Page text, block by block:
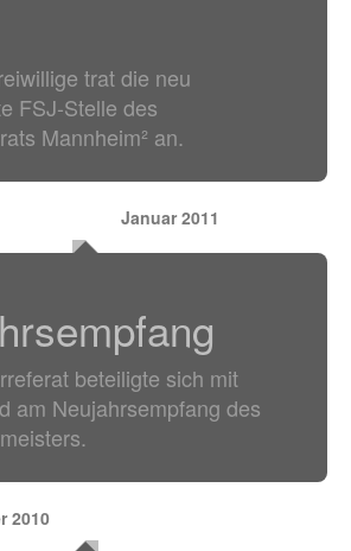
trat die neu
FSJ-Stelle des
Mannheim² an.
Januar 2011
beteiligte sich mit
am Neujahrsempfang des
2010